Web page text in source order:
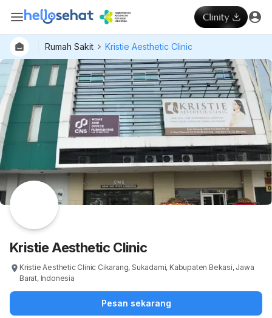
Rumah Sakit Kristie Aesthetic Clinic
Kristie Aesthetic Clinic
Kristie Aesthetic Clinic Cikarang, Sukadami, Kabupaten Bekasi, Jawa
Barat, Indonesia
Pesan sekarang
Hospital